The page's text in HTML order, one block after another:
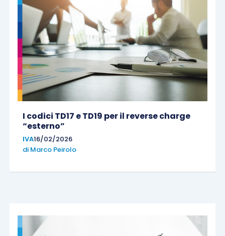
I codici TD17 e TD19 per il reverse charge
“esterno”
IVA16/02/2026
di Marco Peirolo